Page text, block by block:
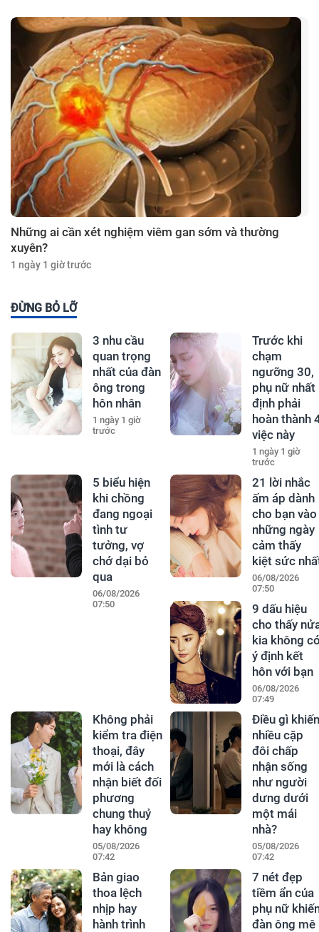
Những ai cần xét nghiệm viêm gan sớm và thường
xuyên?
1 ngày 1 giờ trước
ĐỪNG BỎ LỠ
3 nhu cầu
quan trọng
nhất của đàn
ông trong
hôn nhân
1 ngày 1 giờ
trước
Trước khi
chạm
ngưỡng 30,
phụ nữ nhất
định phải
hoàn thành
việc này
1 ngày 1 giờ
trước
5 biểu hiện
khi chồng
đang ngoại
tình tư
tưởng, vợ
chớ dại bỏ
qua
06/08/2026
07:50
21 lời nhắc
ấm áp dành
cho bạn vào
những ngày
cảm thấy
kiệt sức
06/08/2026
07:50
9 dấu hiệu
cho thấy
kia không
ý định kết
hôn với bạn
06/08/2026
07:49
Không phải
kiểm tra điện
thoại, đây
mới là cách
nhận biết đối
phương
chung thuỷ
hay không
05/08/2026
07:42
Điều gì khiến
nhiều cặp
đôi chấp
nhận sống
như người
dưng dưới
một mái
nhà?
05/08/2026
07:42
Bản giao
thoa lệch
nhịp hay
hành trình
7 nét đẹp
tiềm ẩn của
phụ nữ
đàn ông mê